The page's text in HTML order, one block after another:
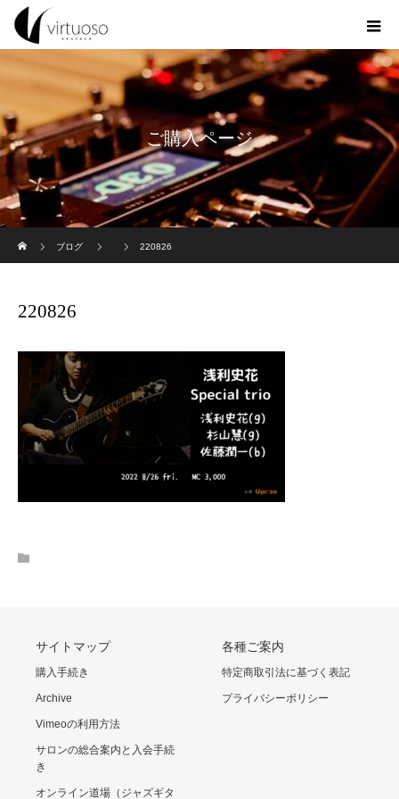
ご購入ページ
ブログ
220826
220826
サイトマップ
購入手続き
Archive
Vimeoの利用方法
サロンの総合案内と入会手続
き
オンライン道場（ジャズギタ
各種ご案内
特定商取引法に基づく表記
プライバシーポリシー